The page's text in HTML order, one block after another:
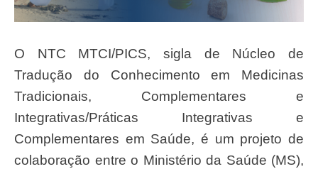
O NTC MTCI/PICS, sigla de Núcleo de
Tradução do Conhecimento em Medicinas
Tradicionais, Complementares e
Integrativas/Práticas Integrativas e
Complementares em Saúde, é um projeto de
colaboração entre o Ministério da Saúde (MS),